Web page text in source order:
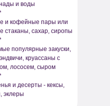
и воды
и кофейные пары или
стаканы, сахар, сиропы
популярные закуски,
круассаны с
лососем, сыром
и десерты - кексы,